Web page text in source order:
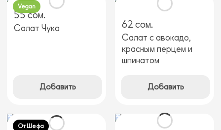
55 сом.
Салат Чука
Добавить
Vegan
62 сом.
Салат с авокадо,
красным перцем и
шпинатом
Добавить
От Шефа